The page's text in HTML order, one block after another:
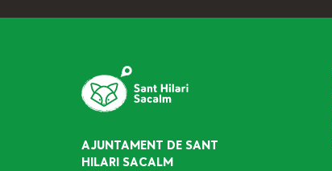
AJUNTAMENT DE SANT
HILARI SACALM